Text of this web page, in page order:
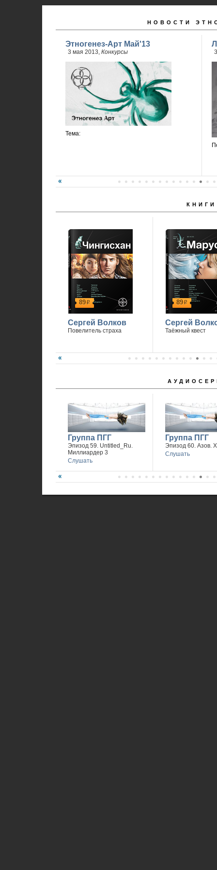
НОВОСТИ
Этногенез-Арт Май'13
3 мая 2013, Конкурсы
Тема:
КНИГИ
89р
Сергей Волков
Повелитель страха
89р
Сергей
Таёжный квест
Группа ПГГ
Эпизод 59. Untitled_Ru.
Миллиардер 3
Слушать
Группа ПГГ
Эпизод 60. Азов.
Слушать